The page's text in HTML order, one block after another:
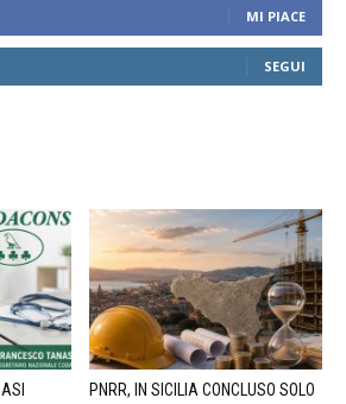
MI PIACE
SEGUI
PNRR, IN SICILIA CONCLUSO SOLO